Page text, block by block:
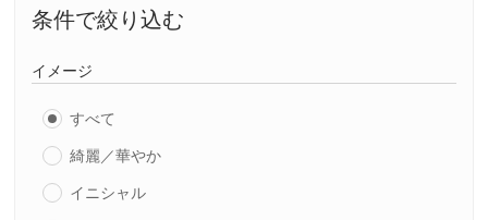
条件で絞り込む
イメージ
すべて
綺麗／華やか
イニシャル